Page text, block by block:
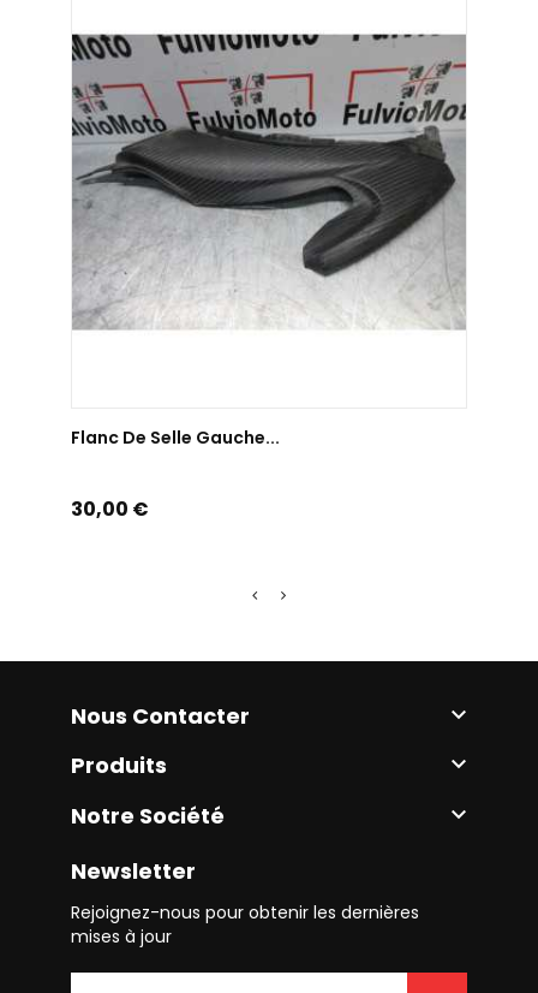
Flanc De Selle Gauche...
Prix
30,00 €
Nous Contacter 
Produits 
Notre Société 
Newsletter
Rejoignez-nous pour obtenir les dernières
mises à jour